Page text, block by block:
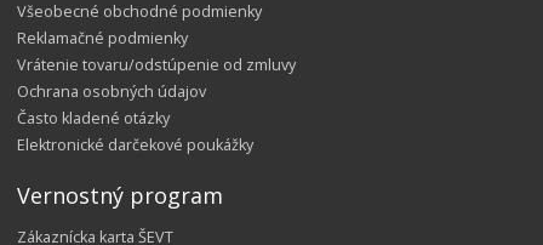
Všeobecné obchodné podmienky
Reklamačné podmienky
Vrátenie tovaru/odstúpenie od zmluvy
Ochrana osobných údajov
Často kladené otázky
Elektronické darčekové poukážky
Vernostný program
Zákaznícka karta ŠEVT